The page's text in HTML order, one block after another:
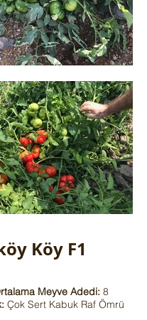
Köy F1
Meyve Adedi: 8
Çok Sert Kabuk Raf Ömrü